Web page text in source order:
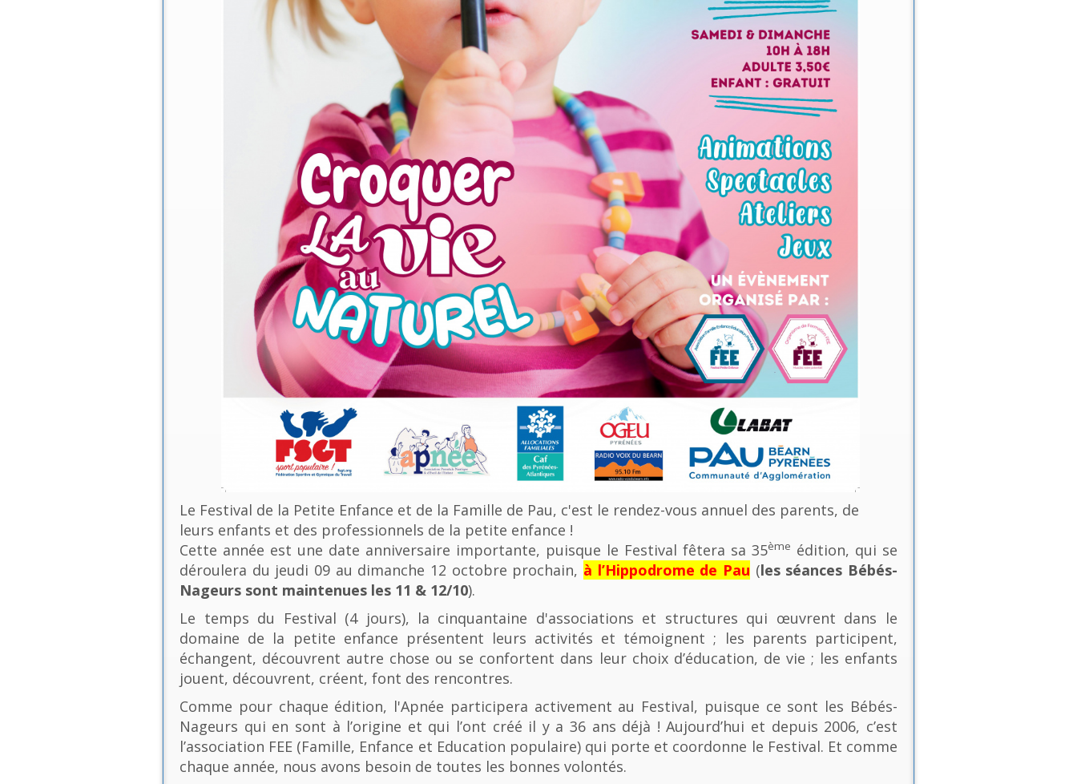
Le Festival de la Petite Enfance et de la Famille de Pau, c'est le rendez-vous annuel des parents, de
leurs enfants et des professionnels de la petite enfance !
Cette année est une date anniversaire importante, puisque le Festival fêtera sa 35ème édition, qui se
déroulera du jeudi 09 au dimanche 12 octobre prochain, à l’Hippodrome de Pau (les séances Bébés-
Nageurs sont maintenues les 11 & 12/10).
Le temps du Festival (4 jours), la cinquantaine d'associations et structures qui œuvrent dans le
domaine de la petite enfance présentent leurs activités et témoignent ; les parents participent,
échangent, découvrent autre chose ou se confortent dans leur choix d’éducation, de vie ; les enfants
jouent, découvrent, créent, font des rencontres.
Comme pour chaque édition, l'Apnée participera activement au Festival, puisque ce sont les Bébés-
Nageurs qui en sont à l’origine et qui l’ont créé il y a 36 ans déjà ! Aujourd’hui et depuis 2006, c’est
l’association FEE (Famille, Enfance et Education populaire) qui porte et coordonne le Festival. Et comme
chaque année, nous avons besoin de toutes les bonnes volontés.